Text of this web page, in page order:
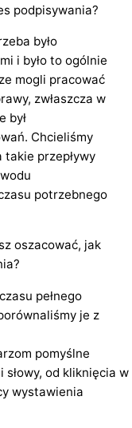
podpisywania?
było
i było to ogólnie
mogli pracować
zwłaszcza w
był
Chcieliśmy
przepływy
potrzebnego
oszacować, jak
pełnego
je z
pomyślne
od kliknięcia w
wystawienia